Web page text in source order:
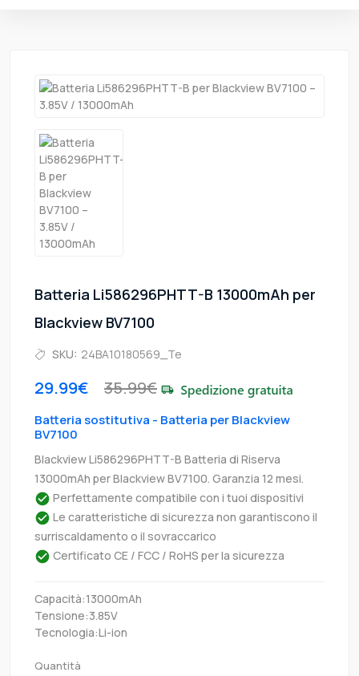
Batteria Li586296PHTT-B 13000mAh per
Blackview BV7100
SKU: 24BA10180569_Te
29.99€ 35.99€
Batteria sostitutiva - Batteria per Blackview
BV7100
Blackview Li586296PHTT-B Batteria di Riserva
13000mAh per Blackview BV7100. Garanzia 12 mesi.
Perfettamente compatibile con i tuoi dispositivi
Le caratteristiche di sicurezza non garantiscono il
surriscaldamento o il sovraccarico
Certificato CE / FCC / RoHS per la sicurezza
Capacità:13000mAh
Tensione:3.85V
Tecnologia:Li-ion
Quantità